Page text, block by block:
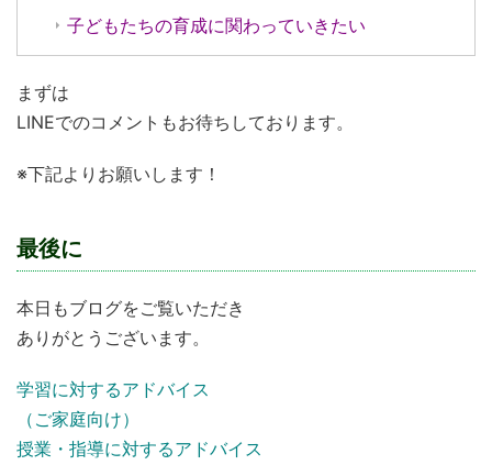
子どもたちの育成に関わっていきたい
まずは
LINEでのコメントもお待ちしております。
※下記よりお願いします！
最後に
本日もブログをご覧いただき
ありがとうございます。
学習に対するアドバイス
（ご家庭向け）
授業・指導に対するアドバイス